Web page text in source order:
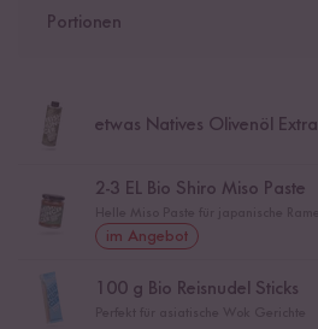
Portionen
etwas Natives Olivenöl Extra
2-3 EL Bio Shiro Miso Paste
im Angebot
100 g Bio Reisnudel Sticks